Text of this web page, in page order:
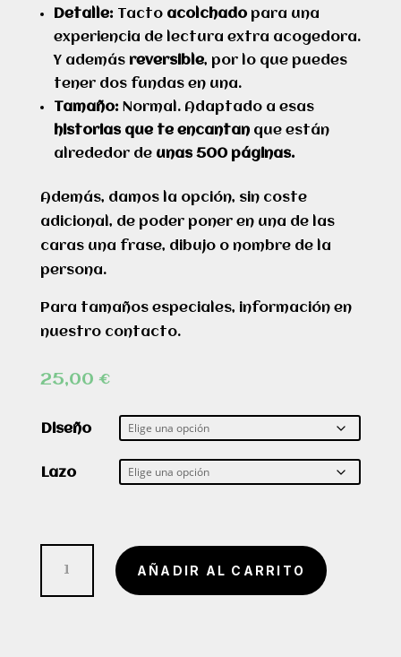
Detalle: Tacto acolchadopara una
experiencia de lectura extra acogedora.
Y además reversible, por lo que puedes
tener dos fundas en una.
Tamaño: Normal. Adaptado a esas
historias que te encantanque están
alrededor de unas 500 páginas.
Además, damos la opción, sin coste
adicional, de poder poner en una de las
caras una frase, dibujo o nombre de la
persona.
Para tamaños especiales, información en
nuestro contacto.
25,00 €
Diseño
Lazo
AÑADIR AL CARRITO